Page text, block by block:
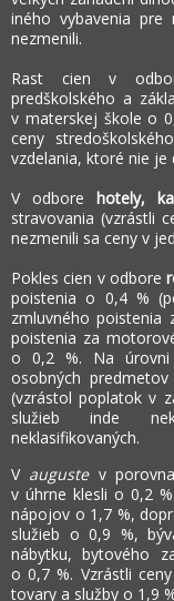
iného vybavenia pre
nezmenili.
Rast cien v
predškolského a
v materskej škole o
ceny
vzdelania, ktoré nie
V odborehotely,
stravovania (vzrástli
nezmenili sa ceny v
Pokles cien v odbore
poistenia o 0,4 %
zmluvného
poistenia za
o 0,2 %. Na úrovni
osobných
(vzrástol poplatok v
služieb inde
neklasifikovaných.
V auguste v
v úhrne klesli o 0,2
nápojov o 1,7 %,
služieb o 0,9 %,
nábytku, bytového
o 0,7 %. Vzrástli
tovary a služby o 1,9